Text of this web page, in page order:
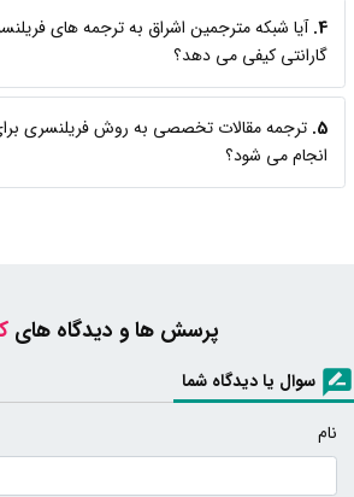
4. آیا شبکه مترجمین اشراق به ترجمه های
گارانتی کیفی می دهد؟
5. ترجمه مقالات تخصصی به روش فریلنسری
انجام می شود؟
پرسش ها و دیدگاه های
سوال یا دیدگاه شما
نام